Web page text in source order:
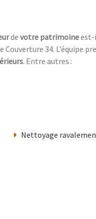
de votre patrimoineest-
34. L’équipe
. Entre autres :
Nettoyage